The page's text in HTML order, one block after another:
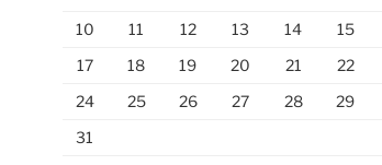
10
11 12 13 14 15
17
18 19 20 21 22
24
25 26 27 28 29
31